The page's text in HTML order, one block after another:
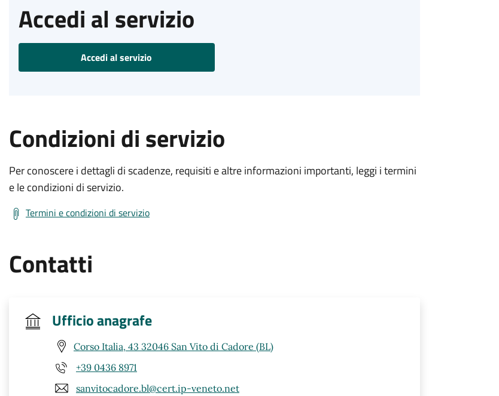
Accedi al servizio
Accedi al servizio
Condizioni di servizio
Per conoscere i dettagli di scadenze, requisiti e altre informazioni importanti, leggi i termini
e le condizioni di servizio.
Termini e condizioni di servizio
Contatti
Ufficio anagrafe
Corso Italia, 43 32046 San Vito di Cadore (BL)
+39 0436 8971
sanvitocadore.bl@cert.ip-veneto.net